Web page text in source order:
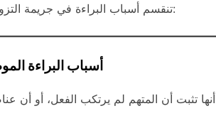
تنقسم أسباب البراءة في جريمة التزوير إلى قسمين رئيسيين:
أسباب البراءة